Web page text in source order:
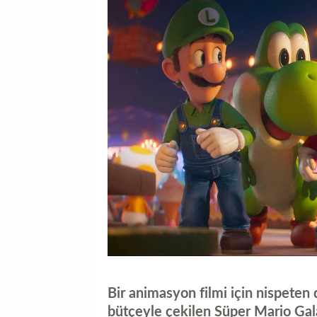
Bir animasyon filmi için nispeten
bütçeyle çekilen Süper Mario